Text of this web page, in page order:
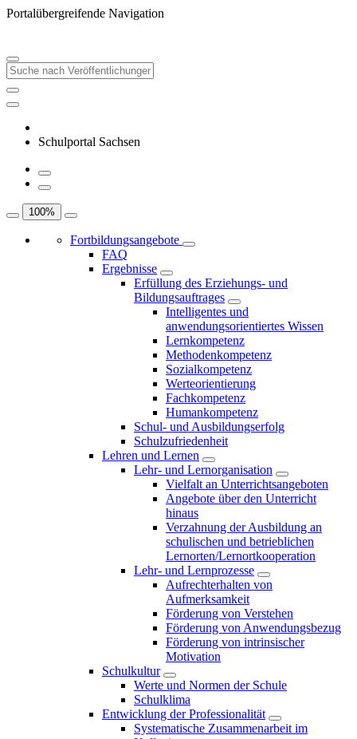
Portalübergreifende Navigation
Schulportal Sachsen
100%
Fortbildungsangebote
FAQ
Ergebnisse
Erfüllung des Erziehungs- und
Bildungsauftrages
Intelligentes und
anwendungsorientiertes Wissen
Lernkompetenz
Methodenkompetenz
Sozialkompetenz
Werteorientierung
Fachkompetenz
Humankompetenz
Schul- und Ausbildungserfolg
Schulzufriedenheit
Lehren und Lernen
Lehr- und Lernorganisation
Vielfalt an Unterrichtsangeboten
Angebote über den Unterricht
hinaus
Verzahnung der Ausbildung an
schulischen und betrieblichen
Lernorten/Lernortkooperation
Lehr- und Lernprozesse
Aufrechterhalten von
Aufmerksamkeit
Förderung von Verstehen
Förderung von Anwendungsbezug
Förderung von intrinsischer
Motivation
Schulkultur
Werte und Normen der Schule
Schulklima
Entwicklung der Professionalität
Systematische Zusammenarbeit im